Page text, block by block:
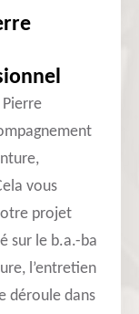
vous
projet
sur le b.a.-ba
l’entretien
déroule dans